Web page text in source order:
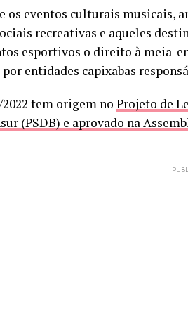
os eventos culturais musicais,
recreativas e aqueles
esportivos o direito à meia-
entidades capixabas
2022 tem origem no Projeto de
(PSDB) e aprovado na